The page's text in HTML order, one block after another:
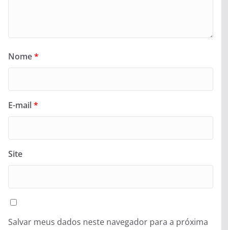
Nome*
E-mail*
Site
Salvar meus dados neste navegador para a próxima